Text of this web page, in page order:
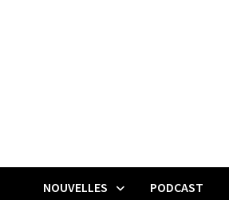
NOUVELLES PODCAST